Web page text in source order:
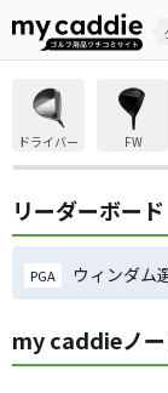
ドライバー FW
リーダーボード
PGA ウィンダム
my caddieノー